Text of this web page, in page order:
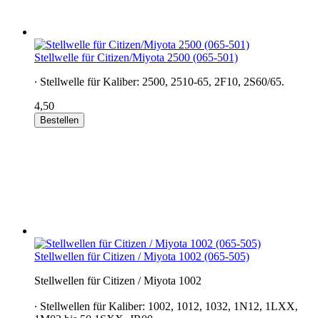
Stellwelle für Citizen/Miyota 2500 (065-501)
∙ Stellwelle für Kaliber: 2500, 2510-65, 2F10, 2S60/65.
4,50
Bestellen
Stellwellen für Citizen / Miyota 1002 (065-505)
Stellwellen für Citizen / Miyota 1002
∙ Stellwellen für Kaliber: 1002, 1012, 1032, 1N12, 1LXX,